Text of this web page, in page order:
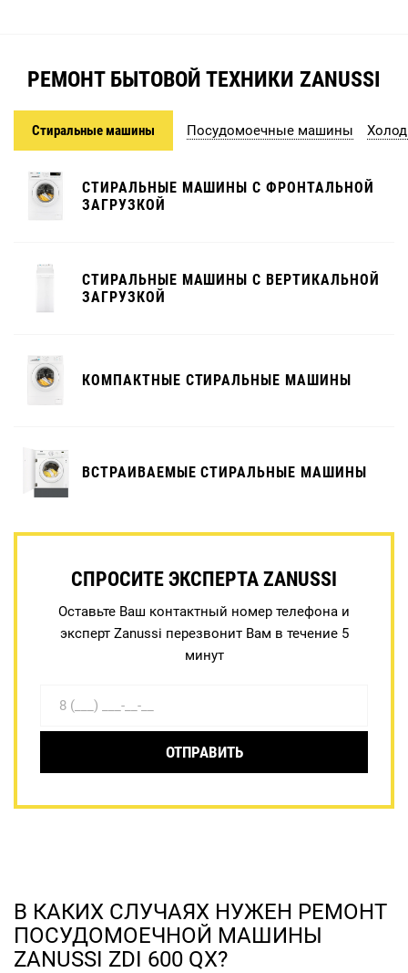
РЕМОНТ БЫТОВОЙ ТЕХНИКИ ZANUSSI
Стиральные машины Посудомоечные машины
СТИРАЛЬНЫЕ МАШИНЫ С ФРОНТАЛЬНОЙ
ЗАГРУЗКОЙ
СТИРАЛЬНЫЕ МАШИНЫ С ВЕРТИКАЛЬНОЙ
ЗАГРУЗКОЙ
КОМПАКТНЫЕ СТИРАЛЬНЫЕ МАШИНЫ
ВСТРАИВАЕМЫЕ СТИРАЛЬНЫЕ МАШИНЫ
СПРОСИТЕ ЭКСПЕРТА ZANUSSI
Оставьте Ваш контактный номер телефона и
эксперт Zanussi перезвонит Вам в течение 5
минут
ОТПРАВИТЬ
В КАКИХ СЛУЧАЯХ НУЖЕН РЕМОНТ
ПОСУДОМОЕЧНОЙ МАШИНЫ
ZANUSSI ZDI 600 QX?